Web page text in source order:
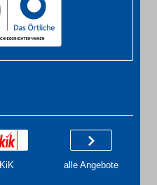
KiK alle Angebote